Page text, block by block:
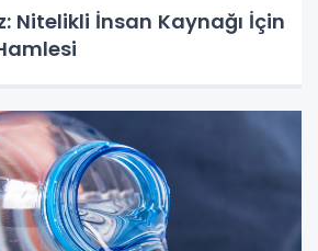
Nitelikli İnsan Kaynağı İçin